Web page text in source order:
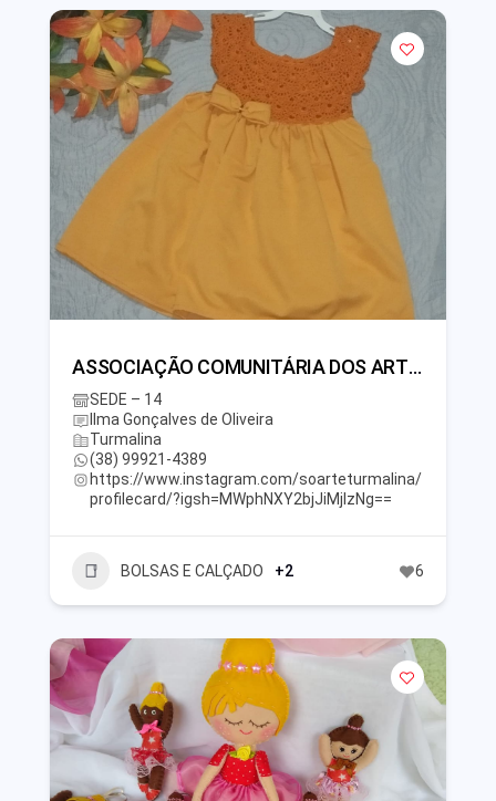
ASSOCIAÇÃO COMUNITÁRIA DOS ARTESÃOS DE TURMALINA – SOARTE
SEDE – 14
Ilma Gonçalves de Oliveira
Turmalina
(38) 99921-4389
https://www.instagram.com/soarteturmalina/
profilecard/?igsh=MWphNXY2bjJiMjIzNg==
BOLSAS E CALÇADO +2 6